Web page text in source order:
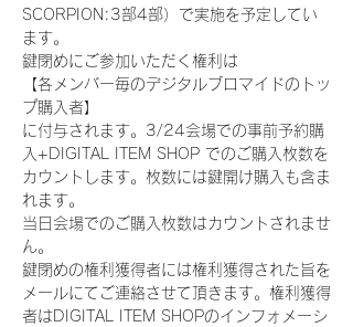
SCORPION:3部4部）で実施を予定してい
ます。
鍵閉めにご参加いただく権利は
【各メンバー毎のデジタルブロマイドのトッ
プ購入者】
に付与されます。3/24会場での事前予約購
入+DIGITAL ITEM SHOP でのご購入枚数を
カウントします。枚数には鍵開け購入も含ま
れます。
当日会場でのご購入枚数はカウントされませ
ん。
鍵閉めの権利獲得者には権利獲得された旨を
メールにてご連絡させて頂きます。権利獲得
者はDIGITAL ITEM SHOPのインフォメーシ